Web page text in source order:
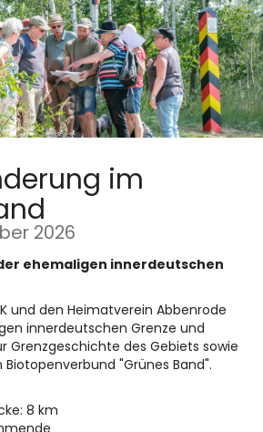
im
2026
ehemaligen innerdeutschen
und den Heimatverein Abbenrode
innerdeutschen Grenze und
Grenzgeschichte des Gebiets sowie
"Grünes Band".
8 km